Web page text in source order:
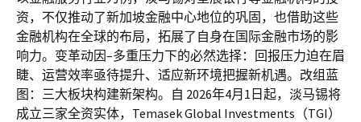
资，不仅推动了新加坡金融中心地位的巩固，也借助这些
金融机构在全球的布局，拓展了自身在国际金融市场的影
响力。变革动因–多重压力下的必然选择：回报压力迫在眉
睫、运营效率亟待提升、适应新环境把握新机遇。改组蓝
图：三大板块构建新架构。自 2026年4月1日起，淡马锡将
成立三家全资实体，Temasek Global Investments（TGI）